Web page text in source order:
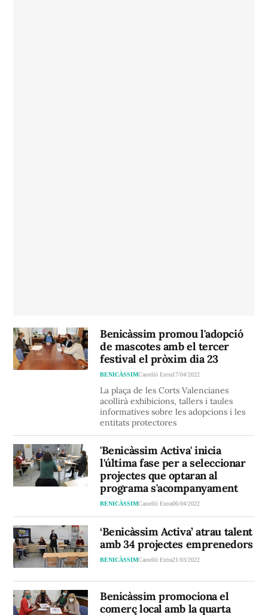
Benicàssim promou l'adopció
de mascotes amb el tercer
festival el pròxim dia 23
BENICÀSSIMCastelló Extra17/04/2022
La plaça de les Corts Valencianes
acollirà exhibicions, tallers i taules
informatives sobre les adopcions i les
entitats protectores
'Benicàssim Activa' inicia
l'última fase per a seleccionar
projectes que optaran al
programa s'acompanyament
BENICÀSSIMCastelló Extra06/04/2022
‘Benicàssim Activa’ atrau talent
amb 34 projectes emprenedors
BENICÀSSIMCastelló Extra21/03/2022
Benicàssim promociona el
comerç local amb la quarta